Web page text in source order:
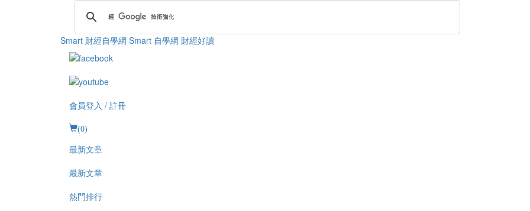
Smart 財經自學網 Smart 自學網 財經好讀
會員登入 / 註冊
(0)
最新文章
最新文章
熱門排行